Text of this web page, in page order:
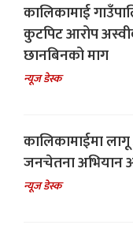
कालिकामाई
कुटपिट आरोप
छानबिनको माग
न्यूज डेस्क
कालिकामाईमा
जनचेतना अभियान
न्यूज डेस्क